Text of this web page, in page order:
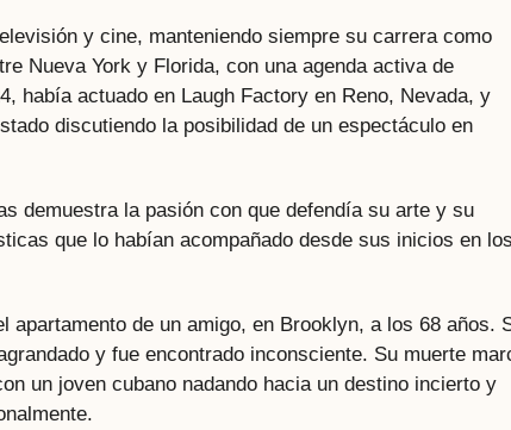
y cine, manteniendo siempre su carrera como
Nueva York y Florida, con una agenda activa de
había actuado en Laugh Factory en Reno, Nevada, y
discutiendo la posibilidad de un espectáculo en
demuestra la pasión con que defendía su arte y su
que lo habían acompañado desde sus inicios en
apartamento de un amigo, en Brooklyn, a los 68 años.
y fue encontrado inconsciente. Su muerte
un joven cubano nadando hacia un destino incierto y